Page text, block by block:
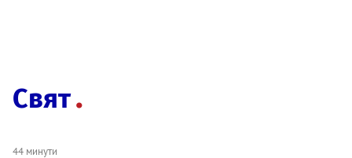
Свят
44 минути